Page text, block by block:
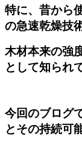
特に、昔から
の急速乾燥技
木材本来の強
として知られ
今回のブログ
とその持続可